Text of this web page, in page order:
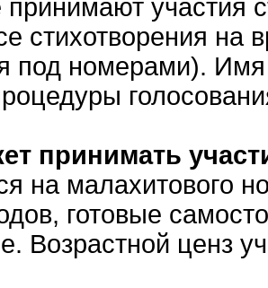
принимают участия
стихотворения на
под номерами).
принимать
на малахитового
готовые
Возрастной ценз